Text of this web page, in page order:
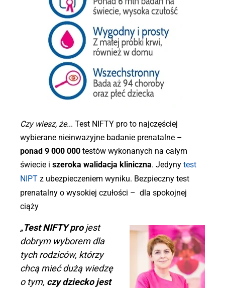
Czy wiesz, że... Test NIFTY pro to najczęściej
wybierane nieinwazyjne badanie prenatalne –
ponad 9 000 000 testów wykonanych na całym
świecie i szeroka walidacja kliniczna. Jedyny test
NIPT z ubezpieczeniem wyniku. Bezpieczny test
prenatalny o wysokiej czułości – dla spokojnej
ciąży
„Test NIFTY projest
dobrym wyborem dla
tych rodziców, którzy
chcą mieć dużą wiedzę
o tym, czy dziecko jest